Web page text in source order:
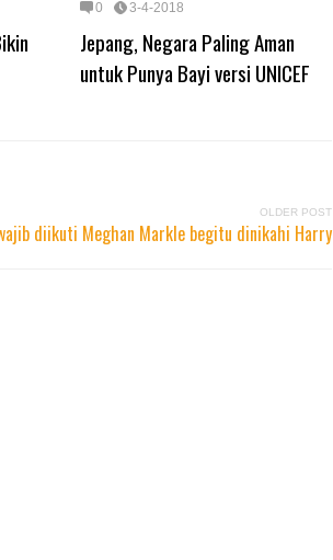
0 3-4-2018
Jepang, Negara Paling Aman
untuk Punya Bayi versi UNICEF
OLDER POST
diikuti Meghan Markle begitu dinikahi Harry